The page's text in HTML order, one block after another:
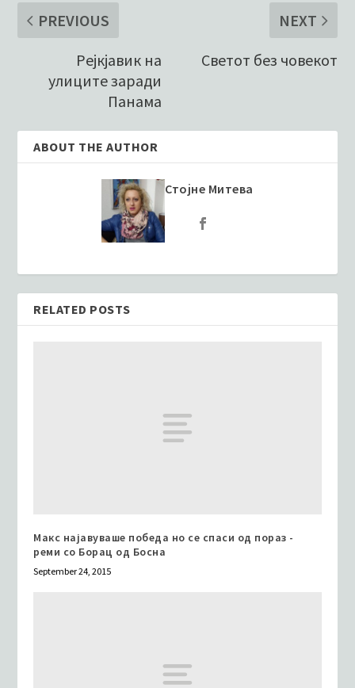
PREVIOUS
Рејкјавик на
улиците заради
Панама
NEXT
Светот без човекот
ABOUT THE AUTHOR
Стојне Митева
RELATED POSTS
Макс најавуваше победа но се спаси од пораз -
реми со Борац од Босна
September 24, 2015